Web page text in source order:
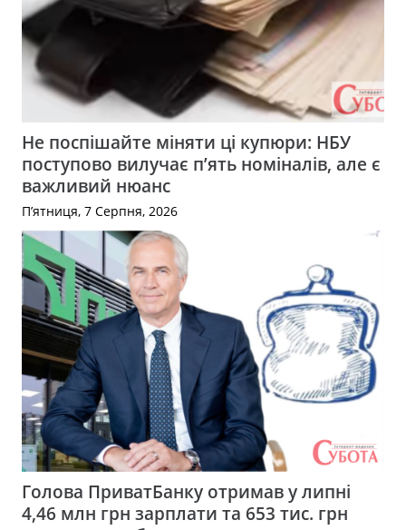
Не поспішайте міняти ці купюри: НБУ
поступово вилучає п’ять номіналів, але є
важливий нюанс
П’ятниця, 7 Серпня, 2026
Голова ПриватБанку отримав у липні
4,46 млн грн зарплати та 653 тис. грн